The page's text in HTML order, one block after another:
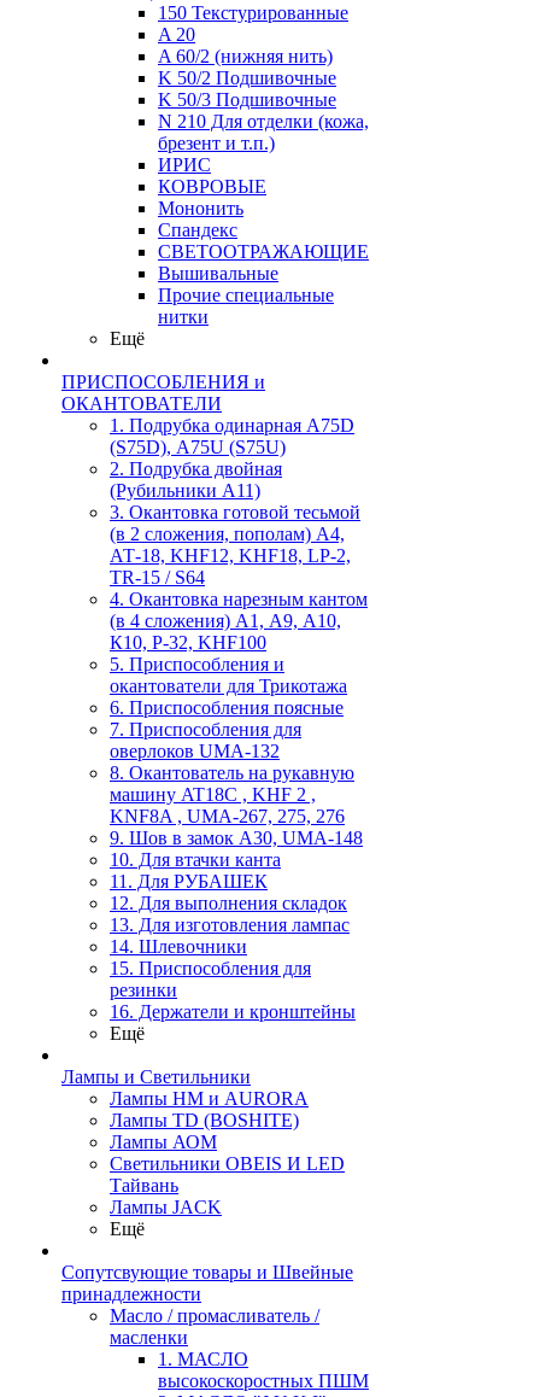
150 Текстурированные
A 20
A 60/2 (нижняя нить)
K 50/2 Подшивочные
K 50/3 Подшивочные
N 210 Для отделки (кожа,
брезент и т.п.)
ИРИС
КОВРОВЫЕ
Мононить
Спандекс
СВЕТООТРАЖАЮЩИЕ
Вышивальные
Прочие специальные
нитки
Ещё
ПРИСПОСОБЛЕНИЯ и
ОКАНТОВАТЕЛИ
1. Подрубка одинарная А75D
(S75D), А75U (S75U)
2. Подрубка двойная
(Рубильники А11)
3. Окантовка готовой тесьмой
(в 2 сложения, пополам) А4,
АТ-18, KHF12, KHF18, LP-2,
TR-15 / S64
4. Окантовка нарезным кантом
(в 4 сложения) А1, А9, А10,
К10, Р-32, KHF100
5. Приспособления и
окантователи для Трикотажа
6. Приспособления поясные
7. Приспособления для
оверлоков UMA-132
8. Окантователь на рукавную
машину AT18C , KHF 2 ,
KNF8A , UMA-267, 275, 276
9. Шов в замок А30, UMA-148
10. Для втачки канта
11. Для РУБАШЕК
12. Для выполнения складок
13. Для изготовления лампас
14. Шлевочники
15. Приспособления для
резинки
16. Держатели и кронштейны
Ещё
Лампы и Светильники
Лампы HM и AURORA
Лампы TD (BOSHITE)
Лампы АОМ
Светильники OBEIS И LED
Тайвань
Лампы JACK
Ещё
Сопутсвующие товары и Швейные
принадлежности
Масло / промасливатель /
масленки
1. МАСЛО
высокоскоростных ПШМ